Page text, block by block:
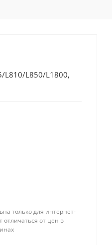
L810/L850/L1800,
только для интернет-
отличаться от цен в